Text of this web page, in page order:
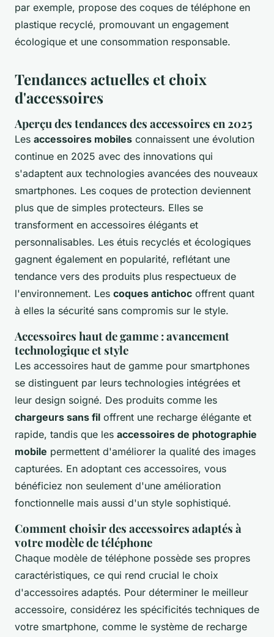
par exemple, propose des coques de téléphone en
plastique recyclé, promouvant un engagement
écologique et une consommation responsable.
Tendances actuelles et choix
d'accessoires
Aperçu des tendances des accessoires en 2025
Les accessoires mobiles connaissent une évolution
continue en 2025 avec des innovations qui
s'adaptent aux technologies avancées des nouveaux
smartphones. Les coques de protection deviennent
plus que de simples protecteurs. Elles se
transforment en accessoires élégants et
personnalisables. Les étuis recyclés et écologiques
gagnent également en popularité, reflétant une
tendance vers des produits plus respectueux de
l'environnement. Les coques antichoc offrent quant
à elles la sécurité sans compromis sur le style.
Accessoires haut de gamme : avancement
technologique et style
Les accessoires haut de gamme pour smartphones
se distinguent par leurs technologies intégrées et
leur design soigné. Des produits comme les
chargeurs sans fil offrent une recharge élégante et
rapide, tandis que les accessoires de photographie
mobile permettent d'améliorer la qualité des images
capturées. En adoptant ces accessoires, vous
bénéficiez non seulement d'une amélioration
fonctionnelle mais aussi d'un style sophistiqué.
Comment choisir des accessoires adaptés à
votre modèle de téléphone
Chaque modèle de téléphone possède ses propres
caractéristiques, ce qui rend crucial le choix
d'accessoires adaptés. Pour déterminer le meilleur
accessoire, considérez les spécificités techniques de
votre smartphone, comme le système de recharge